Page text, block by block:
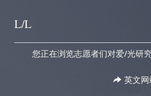
Skip to content
L/L
您正在浏览志愿者们对爱/光研
英文